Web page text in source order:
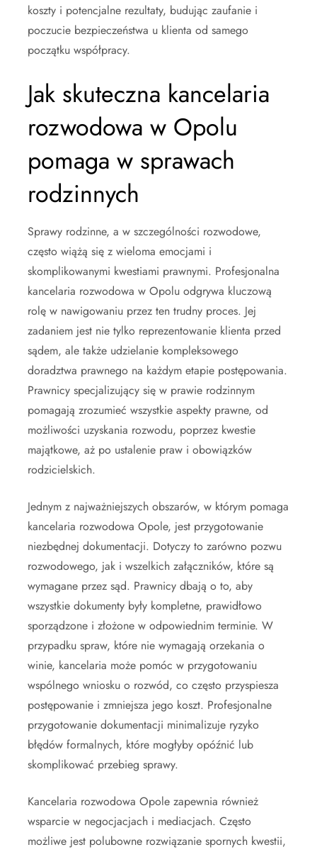
koszty i potencjalne rezultaty, budując zaufanie i
poczucie bezpieczeństwa u klienta od samego
początku współpracy.
Jak skuteczna kancelaria
rozwodowa w Opolu
pomaga w sprawach
rodzinnych
Sprawy rodzinne, a w szczególności rozwodowe,
często wiążą się z wieloma emocjami i
skomplikowanymi kwestiami prawnymi. Profesjonalna
kancelaria rozwodowa w Opolu odgrywa kluczową
rolę w nawigowaniu przez ten trudny proces. Jej
zadaniem jest nie tylko reprezentowanie klienta przed
sądem, ale także udzielanie kompleksowego
doradztwa prawnego na każdym etapie postępowania.
Prawnicy specjalizujący się w prawie rodzinnym
pomagają zrozumieć wszystkie aspekty prawne, od
możliwości uzyskania rozwodu, poprzez kwestie
majątkowe, aż po ustalenie praw i obowiązków
rodzicielskich.
Jednym z najważniejszych obszarów, w którym pomaga
kancelaria rozwodowa Opole, jest przygotowanie
niezbędnej dokumentacji. Dotyczy to zarówno pozwu
rozwodowego, jak i wszelkich załączników, które są
wymagane przez sąd. Prawnicy dbają o to, aby
wszystkie dokumenty były kompletne, prawidłowo
sporządzone i złożone w odpowiednim terminie. W
przypadku spraw, które nie wymagają orzekania o
winie, kancelaria może pomóc w przygotowaniu
wspólnego wniosku o rozwód, co często przyspiesza
postępowanie i zmniejsza jego koszt. Profesjonalne
przygotowanie dokumentacji minimalizuje ryzyko
błędów formalnych, które mogłyby opóźnić lub
skomplikować przebieg sprawy.
Kancelaria rozwodowa Opole zapewnia również
wsparcie w negocjacjach i mediacjach. Często
możliwe jest polubowne rozwiązanie spornych kwestii,